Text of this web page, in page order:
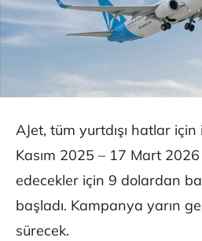
AJet, tüm yurtdışı hatlar
Kasım 2025 – 17 Mart
edecekler için 9 dolardan
başladı. Kampanya yarın
sürecek.